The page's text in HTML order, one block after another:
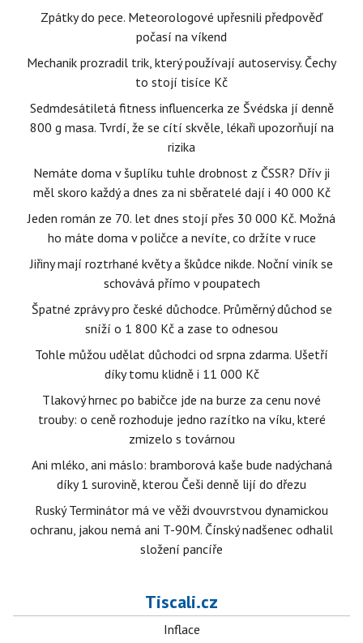
Zpátky do pece. Meteorologové upřesnili předpověď
počasí na víkend
Mechanik prozradil trik, který používají autoservisy. Čechy
to stojí tisíce Kč
Sedmdesátiletá fitness influencerka ze Švédska jí denně
800 g masa. Tvrdí, že se cítí skvěle, lékaři upozorňují na
rizika
Nemáte doma v šuplíku tuhle drobnost z ČSSR? Dřív ji
měl skoro každý a dnes za ni sběratelé dají i 40 000 Kč
Jeden román ze 70. let dnes stojí přes 30 000 Kč. Možná
ho máte doma v poličce a nevíte, co držíte v ruce
Jiřiny mají roztrhané květy a škůdce nikde. Noční viník se
schovává přímo v poupatech
Špatné zprávy pro české důchodce. Průměrný důchod se
sníží o 1 800 Kč a zase to odnesou
Tohle můžou udělat důchodci od srpna zdarma. Ušetří
díky tomu klidně i 11 000 Kč
Tlakový hrnec po babičce jde na burze za cenu nové
trouby: o ceně rozhoduje jedno razítko na víku, které
zmizelo s továrnou
Ani mléko, ani máslo: bramborová kaše bude nadýchaná
díky 1 surovině, kterou Češi denně lijí do dřezu
Ruský Terminátor má ve věži dvouvrstvou dynamickou
ochranu, jakou nemá ani T-90M. Čínský nadšenec odhalil
složení pancíře
Tiscali.cz
Inflace